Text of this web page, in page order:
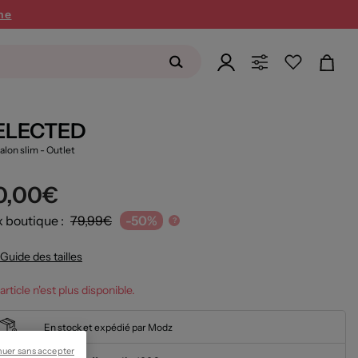
slim - Outlet
boutique : 79,99€ -50% ?
Guide des tailles
n'est plus disponible.
En stock et expédié par Modz
sans accepter